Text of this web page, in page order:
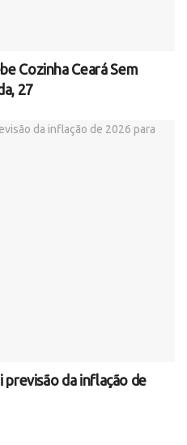
Cozinha Ceará Sem
27
da inflação de